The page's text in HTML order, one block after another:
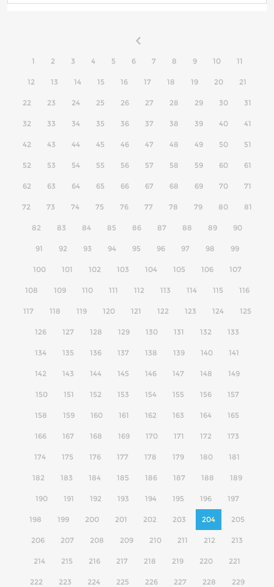
1 2 3 4 5 6 7 8 9 10 11
12 13 14 15 16 17 18 19 20 21
22 23 24 25 26 27 28 29 30 31
32 33 34 35 36 37 38 39 40 41
42 43 44 45 46 47 48 49 50 51
52 53 54 55 56 57 58 59 60 61
62 63 64 65 66 67 68 69 70 71
72 73 74 75 76 77 78 79 80 81
82 83 84 85 86 87 88 89 90
91 92 93 94 95 96 97 98 99
100 101 102 103 104 105 106 107
108 109 110 111 112 113 114 115 116
117 118 119 120 121 122 123 124 125
126 127 128 129 130 131 132 133
134 135 136 137 138 139 140 141
142 143 144 145 146 147 148 149
150 151 152 153 154 155 156 157
158 159 160 161 162 163 164 165
166 167 168 169 170 171 172 173
174 175 176 177 178 179 180 181
182 183 184 185 186 187 188 189
190 191 192 193 194 195 196 197
198 199 200 201 202 203 204 205
206 207 208 209 210 211 212 213
214 215 216 217 218 219 220 221
222 223 224 225 226 227 228 229